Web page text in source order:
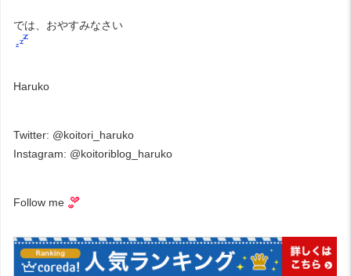
では、おやすみなさい
Haruko
Twitter: @koitori_haruko
Instagram: @koitoriblog_haruko
Follow me